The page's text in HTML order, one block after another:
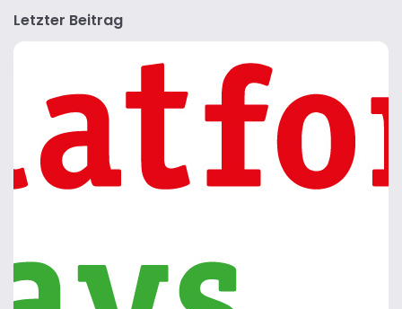
Letzter Beitrag